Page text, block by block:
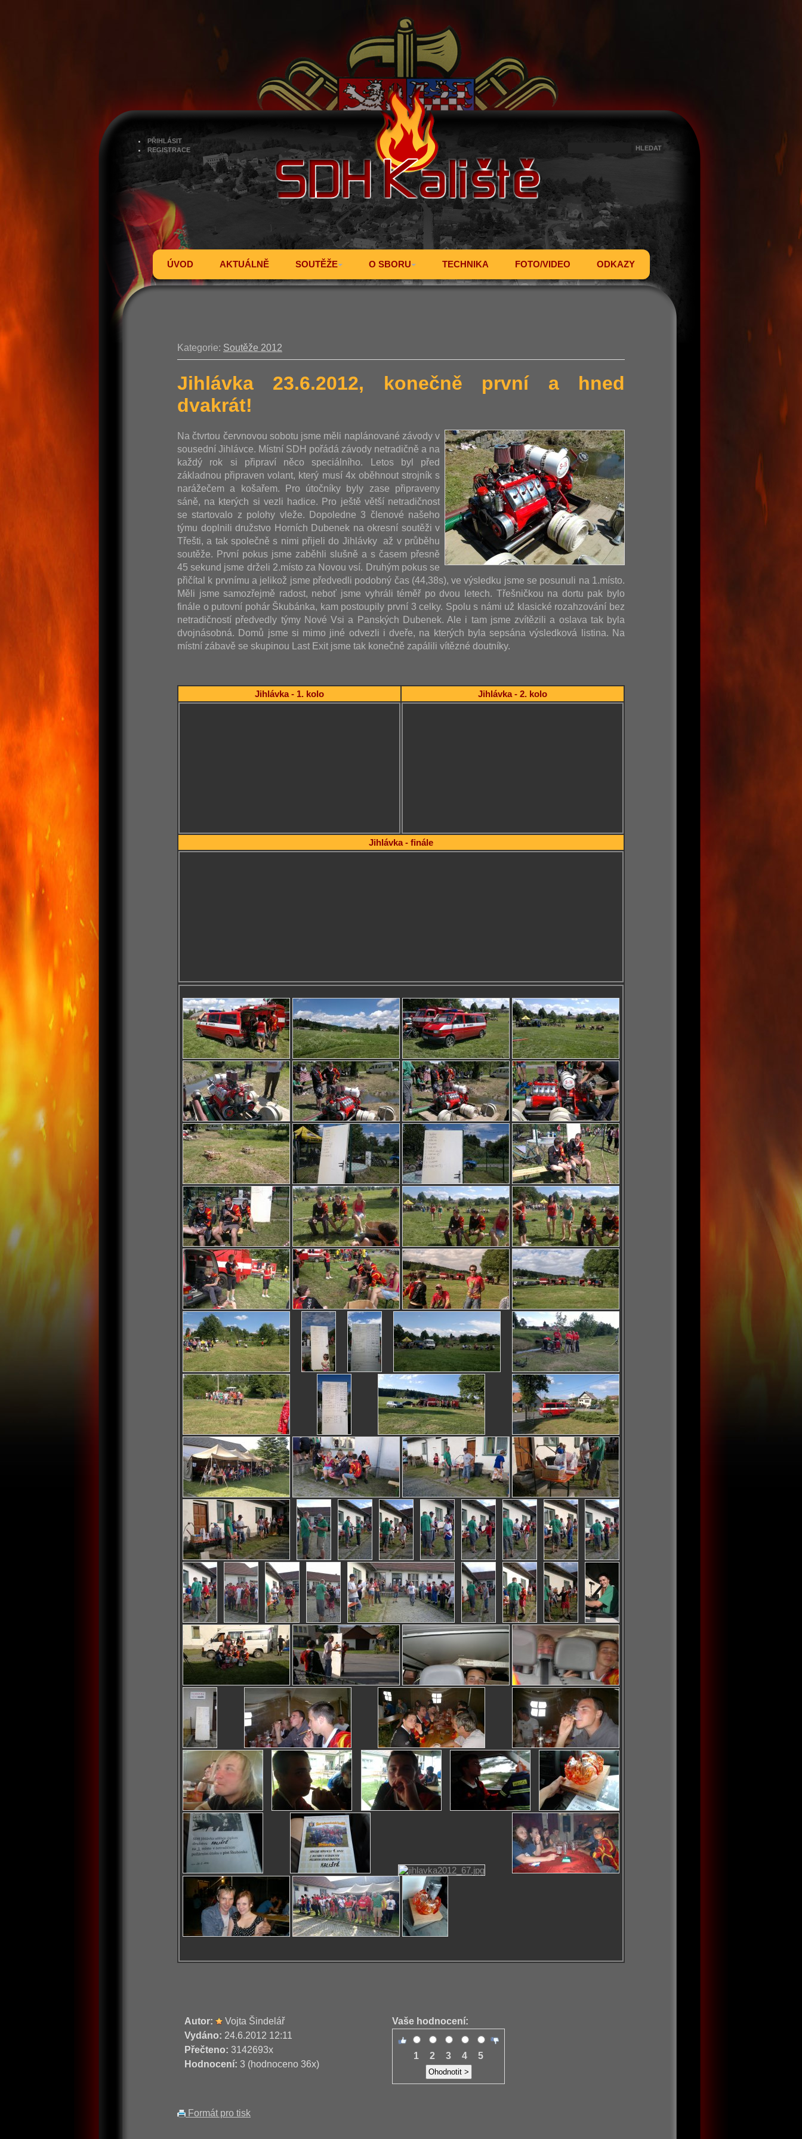
PŘIHLÁSIT
REGISTRACE
ÚVOD AKTUÁLNĚ SOUTĚŽE O SBORU TECHNIKA FOTO/VIDEO ODKAZY
Kategorie: Soutěže 2012
Jihlávka 23.6.2012, konečně první a hned
dvakrát!
Na čtvrtou červnovou sobotu jsme měli naplánované závody v
sousední Jihlávce. Místní SDH pořádá závody netradičně a na
každý rok si připraví něco speciálního. Letos byl před
základnou připraven volant, který musí 4x oběhnout strojník s
narážečem a košařem. Pro útočníky byly zase připraveny
sáně, na kterých si vezli hadice. Pro ještě větší netradičnost
se startovalo z polohy vleže. Dopoledne 3 členové našeho
týmu doplnili družstvo Horních Dubenek na okresní soutěži v
Třešti, a tak společně s nimi přijeli do Jihlávky až v průběhu
soutěže. První pokus jsme zaběhli slušně a s časem přesně
45 sekund jsme drželi 2.místo za Novou vsí. Druhým pokus se
přičítal k prvnímu a jelikož jsme předvedli podobný čas (44,38s), ve výsledku jsme se posunuli na 1.místo.
Měli jsme samozřejmě radost, neboť jsme vyhráli téměř po dvou letech. Třešničkou na dortu pak bylo
finále o putovní pohár Škubánka, kam postoupily první 3 celky. Spolu s námi už klasické rozahzování bez
netradičností předvedly týmy Nové Vsi a Panských Dubenek. Ale i tam jsme zvítězili a oslava tak byla
dvojnásobná. Domů jsme si mimo jiné odvezli i dveře, na kterých byla sepsána výsledková listina. Na
místní zábavě se skupinou Last Exit jsme tak konečně zapálili vítězné doutníky.
Jihlávka - 1. kolo Jihlávka - 2. kolo
Jihlávka - finále
Autor:
Vojta Šindelář
Vydáno: 24.6.2012 12:11
Přečteno: 3142693x
Hodnocení: 3 (hodnoceno 36x)
Vaše hodnocení:
1 2 3 4 5
Formát pro tisk